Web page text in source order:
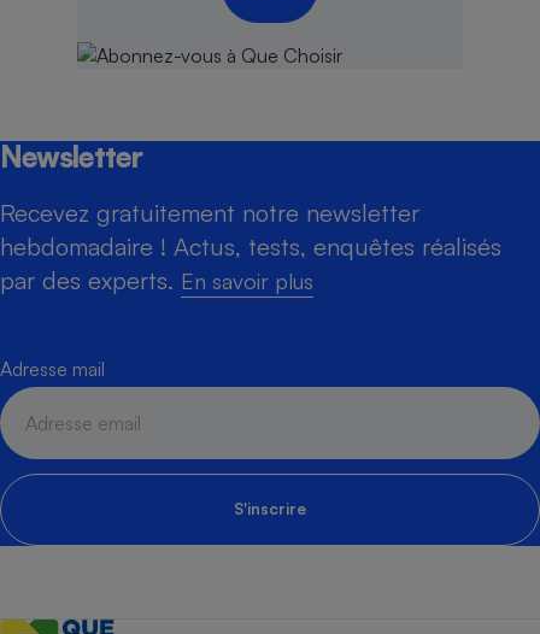
Newsletter
Recevez gratuitement notre newsletter
hebdomadaire ! Actus, tests, enquêtes réalisés
par des experts. En savoir plus
Adresse mail
S'inscrire